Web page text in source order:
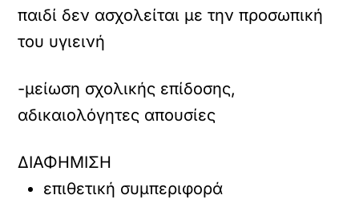
παιδί δεν ασχολείται με την προσωπική
του υγιεινή
-μείωση σχολικής επίδοσης,
αδικαιολόγητες απουσίες
ΔΙΑΦΗΜΙΣΗ
επιθετική συμπεριφορά